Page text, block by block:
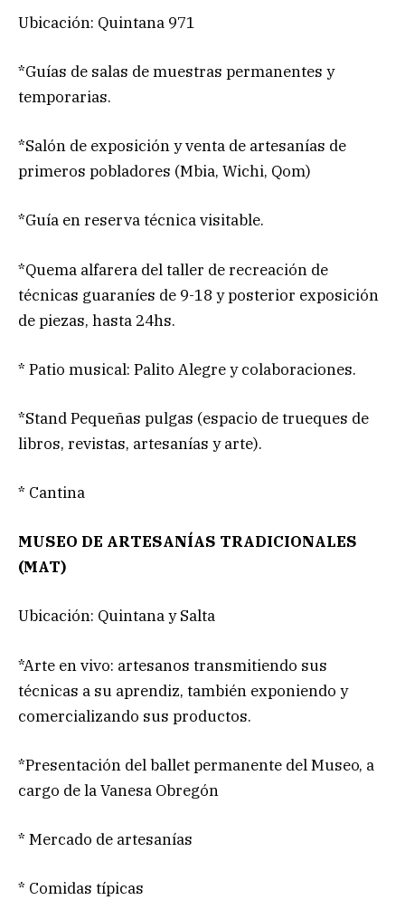
Ubicación: Quintana 971
*Guías de salas de muestras permanentes y
temporarias.
*Salón de exposición y venta de artesanías de
primeros pobladores (Mbia, Wichi, Qom)
*Guía en reserva técnica visitable.
*Quema alfarera del taller de recreación de
técnicas guaraníes de 9-18 y posterior exposición
de piezas, hasta 24hs.
* Patio musical: Palito Alegre y colaboraciones.
*Stand Pequeñas pulgas (espacio de trueques de
libros, revistas, artesanías y arte).
* Cantina
MUSEO DE ARTESANÍAS TRADICIONALES
(MAT)
Ubicación: Quintana y Salta
*Arte en vivo: artesanos transmitiendo sus
técnicas a su aprendiz, también exponiendo y
comercializando sus productos.
*Presentación del ballet permanente del Museo, a
cargo de la Vanesa Obregón
* Mercado de artesanías
* Comidas típicas